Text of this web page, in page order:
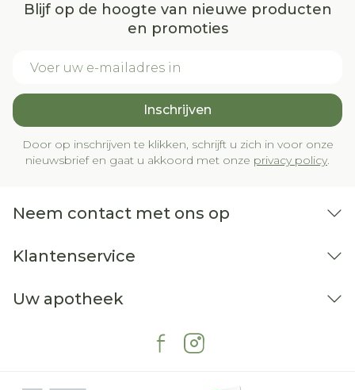
Blijf op de hoogte van nieuwe producten
en promoties
Inschrijven
Door op inschrijven te klikken, schrijft u zich in voor onze
nieuwsbrief en gaat u akkoord met onze privacy policy.
Neem contact met ons op
Klantenservice
Uw apotheek